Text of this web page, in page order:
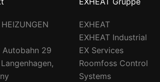
Autobahn 29
EXHEAT
EXHEAT Industrial
EX Services
Roomfoss Control
Systems